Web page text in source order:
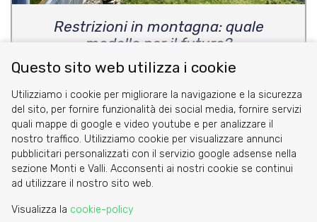
Restrizioni in montagna: quale
modello per il futuro?
di Carlo Crovella
Cookie
Privacy Policy
Questo sito web utilizza i cookie
Utilizziamo i cookie per migliorare la navigazione e la sicurezza
del sito, per fornire funzionalità dei social media, fornire servizi
quali mappe di google e video youtube e per analizzare il
nostro traffico. Utilizziamo cookie per visualizzare annunci
pubblicitari personalizzati con il servizio google adsense nella
sezione Monti e Valli. Acconsenti ai nostri cookie se continui
ad utilizzare il nostro sito web.
Visualizza la cookie-policy